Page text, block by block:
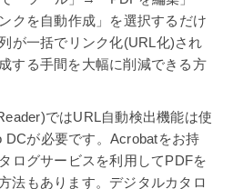
クを自動作成」を選択するだけ
が一括でリンク化(URL化)され
する手間を大幅に削減できる方
ではURL自動検出機能は使
DCが必要です。Acrobatをお持
ログサービスを利用してPDFを
法もあります。デジタルカタロ